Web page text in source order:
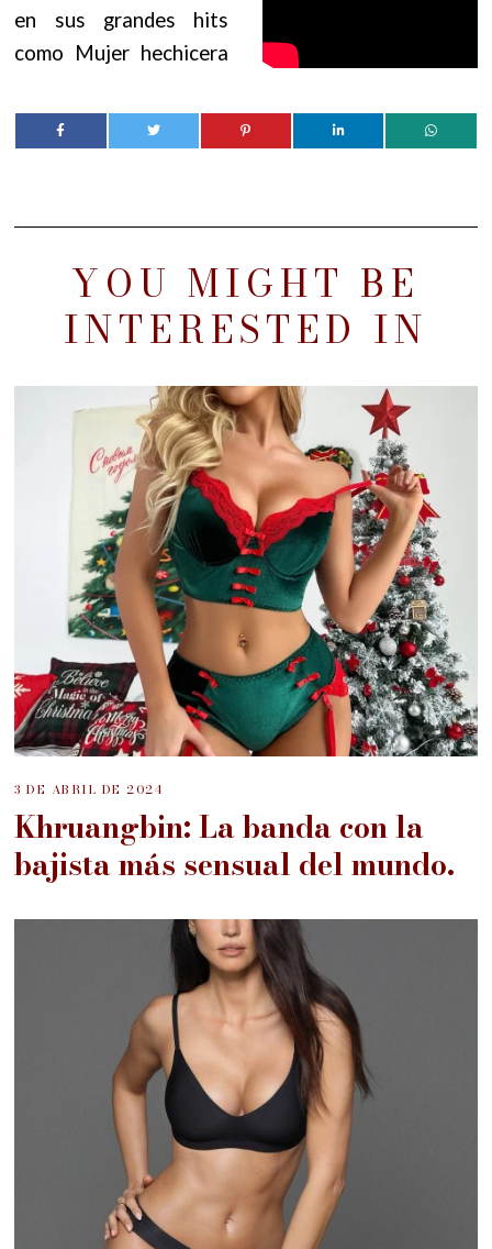
en sus grandes hits
como Mujer hechicera
YOU MIGHT BE
INTERESTED IN
3 DE ABRIL DE 2024
Khruangbin: La banda con la
bajista más sensual del mundo.